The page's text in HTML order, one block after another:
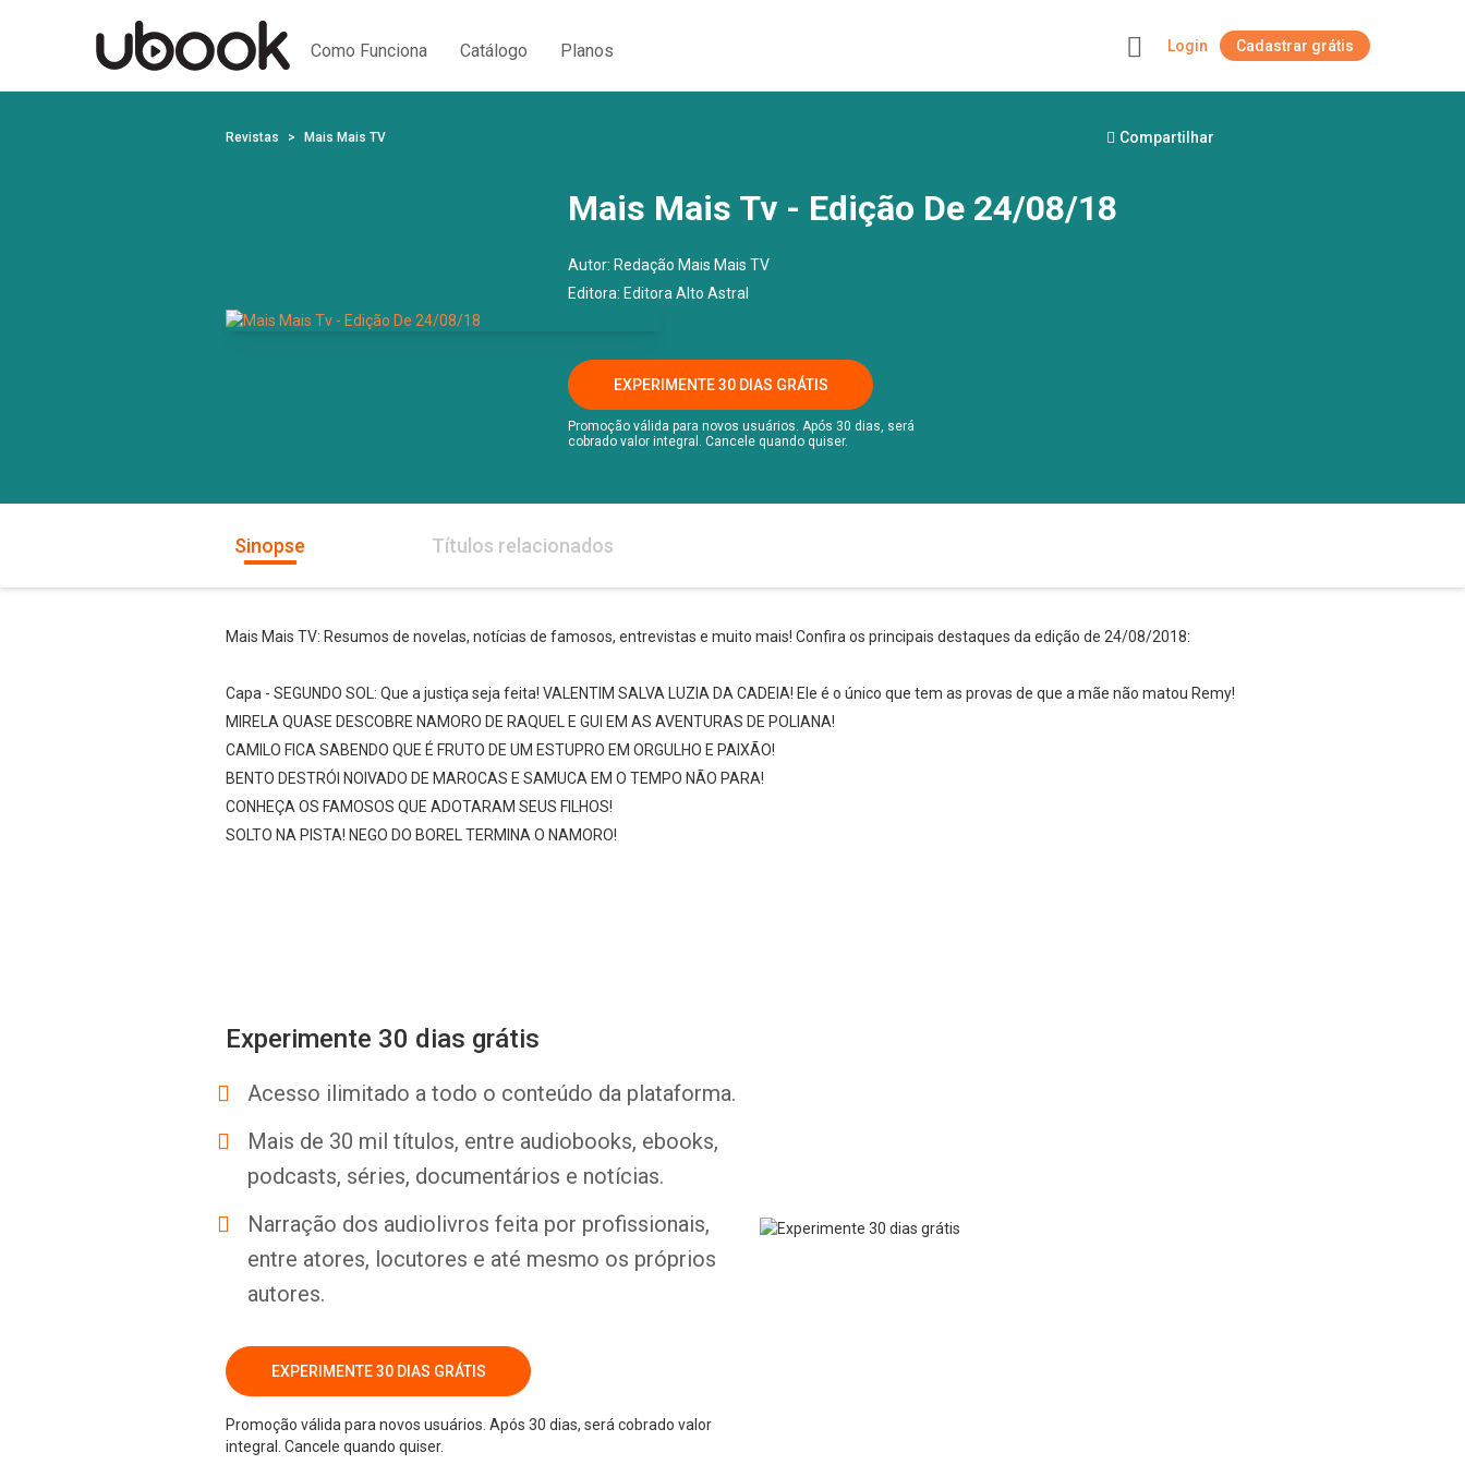
Como Funciona Catálogo Planos Login Cadastrar grátis
Revistas Mais Mais TV Compartilhar
Mais Mais Tv - Edição De 24/08/18
Autor: Redação Mais Mais TV
Editora: Editora Alto Astral
EXPERIMENTE 30 DIAS GRÁTIS
Promoção válida para novos usuários. Após 30 dias, será
cobrado valor integral. Cancele quando quiser.
Sinopse Títulos relacionados
Mais Mais TV: Resumos de novelas, notícias de famosos, entrevistas e muito mais! Confira os principais destaques da edição de 24/08/2018:
Capa - SEGUNDO SOL: Que a justiça seja feita! VALENTIM SALVA LUZIA DA CADEIA! Ele é o único que tem as provas de que a mãe não matou Remy!
MIRELA QUASE DESCOBRE NAMORO DE RAQUEL E GUI EM AS AVENTURAS DE POLIANA!
CAMILO FICA SABENDO QUE É FRUTO DE UM ESTUPRO EM ORGULHO E PAIXÃO!
BENTO DESTRÓI NOIVADO DE MAROCAS E SAMUCA EM O TEMPO NÃO PARA!
CONHEÇA OS FAMOSOS QUE ADOTARAM SEUS FILHOS!
SOLTO NA PISTA! NEGO DO BOREL TERMINA O NAMORO!
Experimente 30 dias grátis
Acesso ilimitado a todo o conteúdo da plataforma.
Mais de 30 mil títulos, entre audiobooks, ebooks,
podcasts, séries, documentários e notícias.
Narração dos audiolivros feita por profissionais,
entre atores, locutores e até mesmo os próprios
autores.
EXPERIMENTE 30 DIAS GRÁTIS
Promoção válida para novos usuários. Após 30 dias, será cobrado valor
integral. Cancele quando quiser.
Whatsapp Facebook